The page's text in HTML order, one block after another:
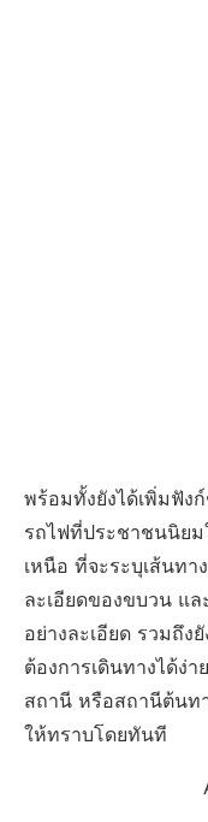
พร้อมทั้งยังได้เพิ่มฟัง
รถไฟที่ประชาชนนิย
เหนือ ที่จะระบุเส้นทา
ละเอียดของขบวน แ
อย่างละเอียด รวมถึ
ต้องการเดินทางได้ง่
สถานี หรือสถานีต้นท
ให้ทราบโดยทันที